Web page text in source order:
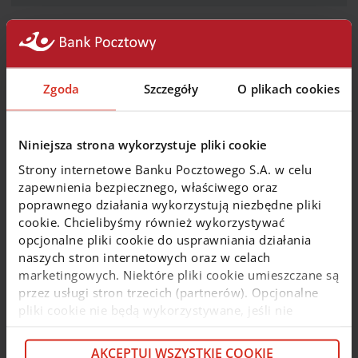
Zgoda Szczegóły O plikach cookies
Niniejsza strona wykorzystuje pliki cookie
Strony internetowe Banku Pocztowego S.A. w celu
zapewnienia bezpiecznego, właściwego oraz
poprawnego działania wykorzystują niezbędne pliki
cookie. Chcielibyśmy również wykorzystywać
opcjonalne pliki cookie do usprawniania działania
naszych stron internetowych oraz w celach
marketingowych. Niektóre pliki cookie umieszczane są
przez usługi stron trzecich (partnerów). Opcjonalne
pliki cookie nie będą wykorzystywane, jeśli nie
cookie i partnerach znajdziesz w kolejnych zakładkach
AKCEPTUJ WSZYSTKIE COOKIE
Uważaj na kontakt telefoniczny, sms’owy i mailowy ze
strony oszustów o rzekomo zagrożonych Twoich
oszczędnościach w banku
Kupuj bezpiecznie online
Bank Pocztowy przestrzega przed oszustwem „na
węgiel”!
Pamiętaj o zasadach bezpieczeństwa - system